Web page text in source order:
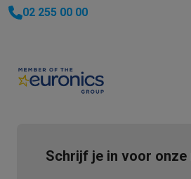
02 255 00 00
Schrijf je in voor onze